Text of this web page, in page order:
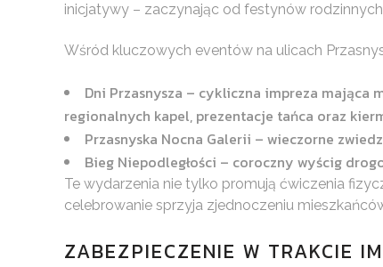
inicjatywy – zaczynając od festynów
Wśród kluczowych eventów na ulicach
Dni Przasnysza – cykliczna impreza mająca
regionalnych kapel, prezentacje tańca oraz
Przasnyska Nocna Galerii – wieczorne
Bieg Niepodległości – coroczny wyścig
Te wydarzenia nie tylko promują ćwiczenia
celebrowanie sprzyja zjednoczeniu
ZABEZPIECZENIE W TRAKCIE